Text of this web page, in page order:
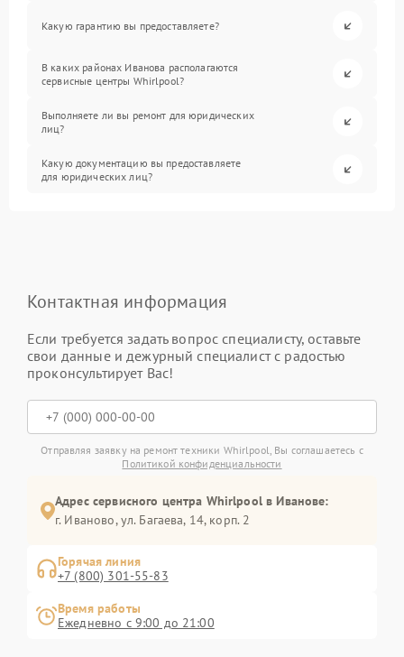
Какую гарантию вы предоставляете?
В каких районах Иванова располагаются
сервисные центры Whirlpool?
Выполняете ли вы ремонт для юридических
лиц?
Какую документацию вы предоставляете
для юридических лиц?
Контактная информация
Если требуется задать вопрос специалисту, оставьте
свои данные и дежурный специалист с радостью
проконсультирует Вас!
Отправляя заявку на ремонт техники Whirlpool, Вы соглашаетесь с
Политикой конфиденциальности
Адрес сервисного центра Whirlpool в Иванове:
г. Иваново, ул. Багаева, 14, корп. 2
Горячая линия
+7 (800) 301-55-83
Время работы
Ежедневно с 9:00 до 21:00